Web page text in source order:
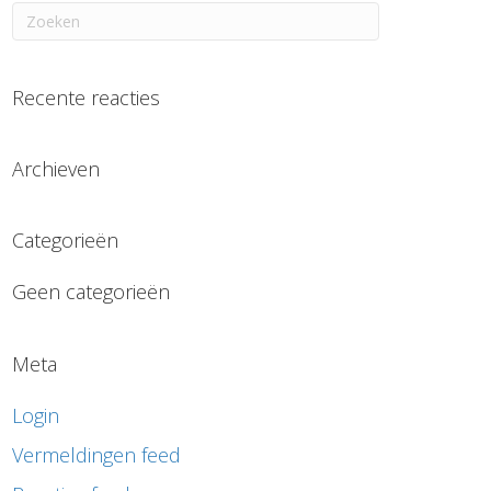
Recente reacties
Archieven
Categorieën
Geen categorieën
Meta
Login
Vermeldingen feed